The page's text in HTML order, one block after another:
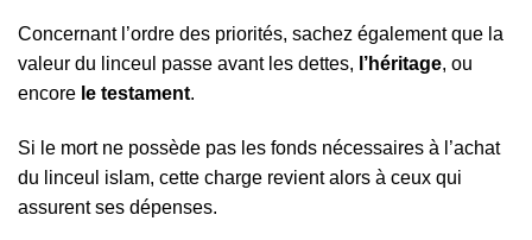
Concernant l’ordre des priorités, sachez également que la
valeur du linceul passe avant les dettes, l’héritage, ou
encore le testament.
Si le mort ne possède pas les fonds nécessaires à l’achat
du linceul islam, cette charge revient alors à ceux qui
assurent ses dépenses.